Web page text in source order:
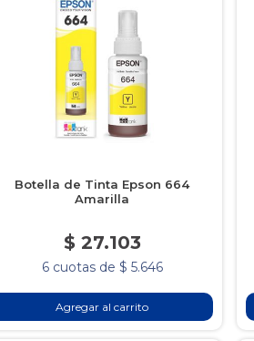
Botella de Tinta Epson 664
Amarilla
$ 27.103
6 cuotas de $ 5.646
Agregar al carrito